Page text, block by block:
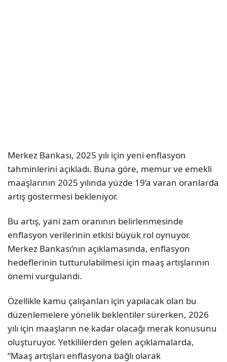
Merkez Bankası, 2025 yılı için yeni enflasyon
tahminlerini açıkladı. Buna göre, memur ve emekli
maaşlarının 2025 yılında yüzde 19’a varan oranlarda
artış göstermesi bekleniyor.
Bu artış, yani zam oranının belirlenmesinde
enflasyon verilerinin etkisi büyük rol oynuyor.
Merkez Bankası’nın açıklamasında, enflasyon
hedeflerinin tutturulabilmesi için maaş artışlarının
önemi vurgulandı.
Özellikle kamu çalışanları için yapılacak olan bu
düzenlemelere yönelik beklentiler sürerken, 2026
yılı için maaşların ne kadar olacağı merak konusunu
oluşturuyor. Yetkililerden gelen açıklamalarda,
“Maaş artışları enflasyona bağlı olarak